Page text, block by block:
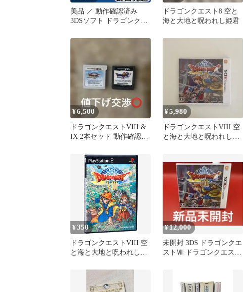
美品 ／ 動作確認済み
3DSソフト ドラゴンクエ
ドラゴンクエスト8 空と
海と大地と呪われし姫君
¥6,500
ドラゴンクエストVIII &
IX 2本セット 動作確認済
¥5,980
ドラゴンクエストVIII 空
と海と大地と呪われし姫
¥350
ドラゴンクエストVIII 空
と海と大地と呪われし姫
¥12,000
未開封 3DS ドラゴンクエ
ストⅧ ドラゴンクエスト